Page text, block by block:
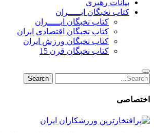
بیانات رهبری
کتاب نخبگان ایـــــران
کتاب نخبگان ایـــــران
کتاب نخبگان اقتصادی ایران
کتاب نخبگان ورزش ایران
کتاب نخبگان قرن 15
Search
for:
Search
اختصاصی